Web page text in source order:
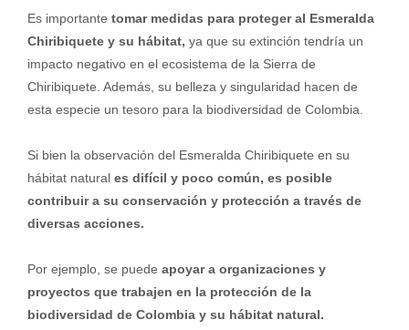
Es importante tomar medidas para proteger al Esmeralda
Chiribiquete y su hábitat, ya que su extinción tendría un
impacto negativo en el ecosistema de la Sierra de
Chiribiquete. Además, su belleza y singularidad hacen de
esta especie un tesoro para la biodiversidad de Colombia.
Si bien la observación del Esmeralda Chiribiquete en su
hábitat natural es difícil y poco común, es posible
contribuir a su conservación y protección a través de
diversas acciones.
Por ejemplo, se puede apoyar a organizaciones y
proyectos que trabajen en la protección de la
biodiversidad de Colombia y su hábitat natural.